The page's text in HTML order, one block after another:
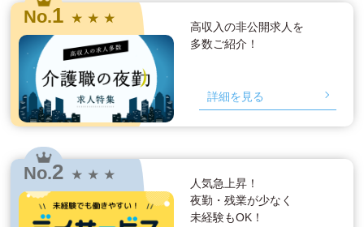
No.1 ★ ★ ★
高収入の非公開求人を
多数ご紹介！
詳細を見る
No.2 ★ ★ ★
人気急上昇！
夜勤・残業が少なく
未経験もOK！